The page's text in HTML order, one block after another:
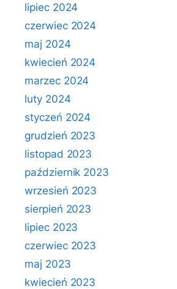
lipiec 2024
czerwiec 2024
maj 2024
kwiecień 2024
marzec 2024
luty 2024
styczeń 2024
grudzień 2023
listopad 2023
październik 2023
wrzesień 2023
sierpień 2023
lipiec 2023
czerwiec 2023
maj 2023
kwiecień 2023